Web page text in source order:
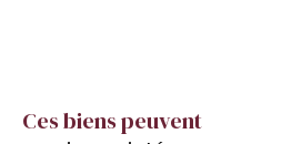
Ces biens peuvent